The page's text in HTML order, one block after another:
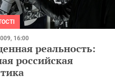
16:00
реальность:
российская